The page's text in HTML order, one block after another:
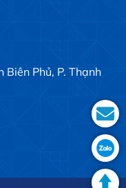
Phủ, P. Thạnh